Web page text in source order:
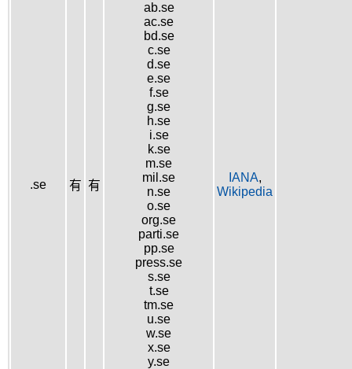
.se 有 有
ab.se
ac.se
bd.se
c.se
d.se
e.se
f.se
g.se
h.se
i.se
k.se
m.se
mil.se
n.se
o.se
org.se
parti.se
pp.se
press.se
s.se
t.se
tm.se
u.se
w.se
x.se
y.se
IANA,
Wikipedia